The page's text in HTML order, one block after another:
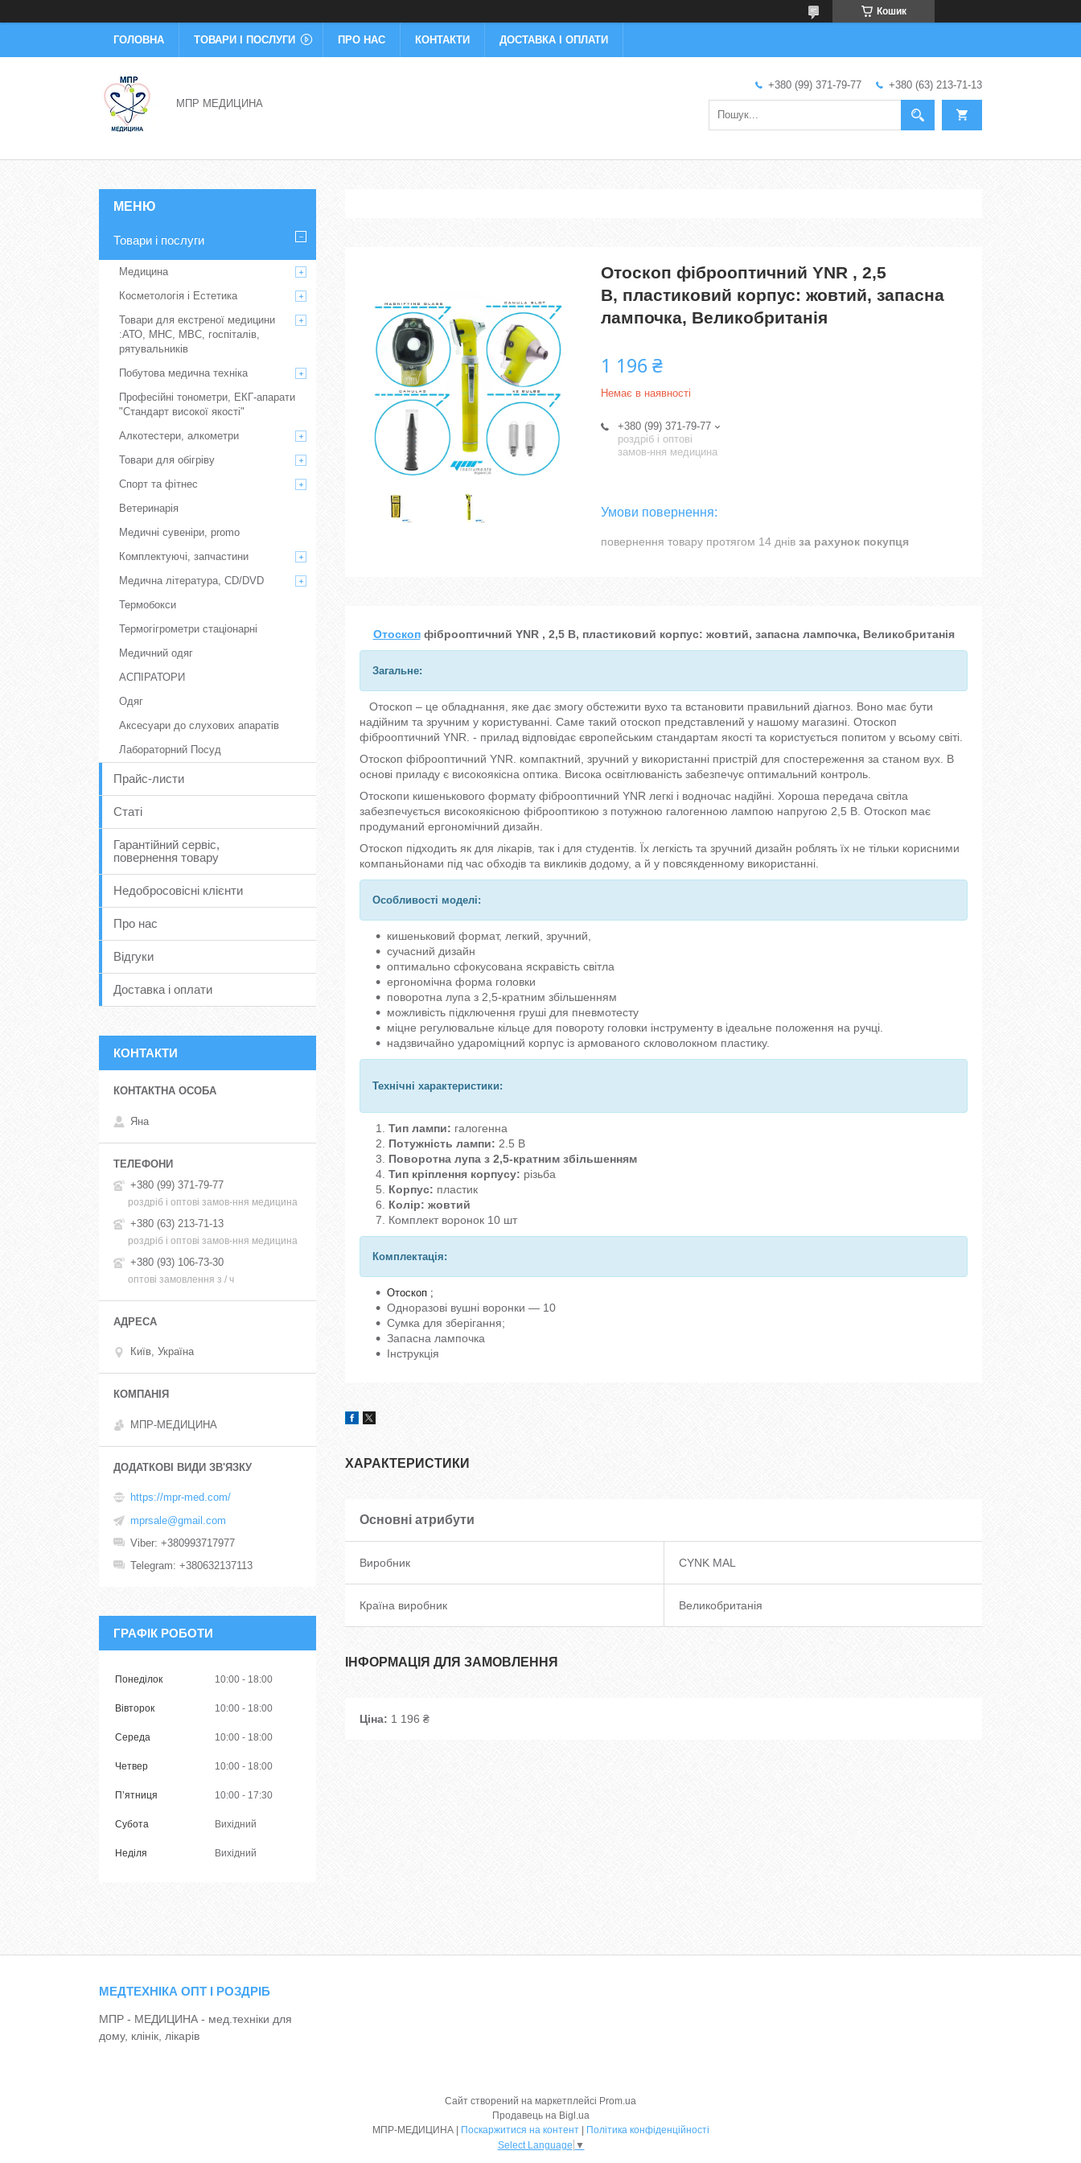
Кошик
ГОЛОВНА ТОВАРИ І ПОСЛУГИ ПРО НАС КОНТАКТИ ДОСТАВКА І ОПЛАТИ
МПР МЕДИЦИНА
+380 (99) 371-79-77 +380 (63) 213-71-13
Отоскоп фіброоптичний YNR , 2,5
В, пластиковий корпус: жовтий, запасна
лампочка, Великобританія
1 196 ₴
Немає в наявності
+380 (99) 371-79-77
роздріб і оптові
замов-ння медицина
повернення товару протягом 14 днів за рахунок покупця
Отоскопфіброоптичний YNR , 2,5 В, пластиковий корпус: жовтий, запасна лампочка, Великобританія
Загальне:
Отоскоп – це обладнання, яке дає змогу обстежити вухо та встановити правильний діагноз. Воно має бути
надійним та зручним у користуванні. Саме такий отоскоп представлений у нашому магазині. Отоскоп
фіброоптичний YNR. - прилад відповідає європейським стандартам якості та користується попитом у всьому світі.
Отоскоп фіброоптичний YNR. компактний, зручний у використанні пристрій для спостереження за станом вух. В
основі приладу є високоякісна оптика. Висока освітлюваність забезпечує оптимальний контроль.
Отоскопи кишенькового формату фіброоптичний YNR легкі і водночас надійні. Хороша передача світла
забезпечується високоякісною фіброоптикою з потужною галогенною лампою напругою 2,5 В. Отоскоп має
продуманий ергономічний дизайн.
Отоскоп підходить як для лікарів, так і для студентів. Їх легкість та зручний дизайн роблять їх не тільки корисними
компаньйонами під час обходів та викликів додому, а й у повсякденному використанні.
Особливості моделі:
кишеньковий формат, легкий, зручний,
сучасний дизайн
оптимально сфокусована яскравість світла
ергономічна форма головки
поворотна лупа з 2,5-кратним збільшенням
можливість підключення груші для пневмотесту
міцне регулювальне кільце для повороту головки інструменту в ідеальне положення на ручці.
надзвичайно удароміцний корпус із армованого скловолокном пластику.
Технічні характеристики:
Тип лампи: галогенна
Потужність лампи: 2.5 В
Поворотна лупа з 2,5-кратним збільшенням
Тип кріплення корпусу: різьба
Корпус: пластик
Колір: жовтий
Комплект воронок 10 шт
Комплектація:
Отоскоп ;
Одноразові вушні воронки — 10
Сумка для зберігання;
Запасна лампочка
Інструкція
ХАРАКТЕРИСТИКИ
Основні атрибути
Виробник CYNK MAL
Країна виробник Великобританія
ІНФОРМАЦІЯ ДЛЯ ЗАМОВЛЕННЯ
Ціна: 1 196 ₴
Товари і послуги
Медицина
Косметологія і Естетика
Товари для екстреної медицини
:АТО, МНС, МВС, госпіталів,
рятувальників
Побутова медична техніка
Професійні тонометри, ЕКГ-апарати
"Стандарт високої якості"
Алкотестери, алкометри
Товари для обігріву
Спорт та фітнес
Ветеринарія
Медичні сувеніри, promo
Комплектуючі, запчастини
Медична література, CD/DVD
Термобокси
Термогігрометри стаціонарні
Медичний одяг
АСПІРАТОРИ
Одяг
Аксесуари до слухових апаратів
Лабораторний Посуд
Прайс-листи
Статі
Гарантійний сервіс,
повернення товару
Недобросовісні клієнти
Про нас
Відгуки
Доставка і оплати
КОНТАКТИ
Яна
+380 (99) 371-79-77
роздріб і оптові замов-ння медицина
+380 (63) 213-71-13
роздріб і оптові замов-ння медицина
+380 (93) 106-73-30
оптові замовлення з / ч
Київ, Україна
МПР-МЕДИЦИНА
https://mpr-med.com/
mprsale@gmail.com
Viber +380993717977
Telegram +380632137113
ГРАФІК РОБОТИ
Понеділок 10:00 18:00
Вівторок 10:00 18:00
Середа 10:00 18:00
Четвер 10:00 18:00
Пʼятниця 10:00 17:30
Субота Вихідний
Неділя Вихідний
МЕДТЕХНІКА ОПТ І РОЗДРІБ
МПР - МЕДИЦИНА - мед.техніки для
дому, клінік, лікарів
Сайт створений на маркетплейсі Prom.ua
Продавець на Bigl.ua
МПР-МЕДИЦИНА | Поскаржитися на контент | Політика конфіденційності
Select Language ▼